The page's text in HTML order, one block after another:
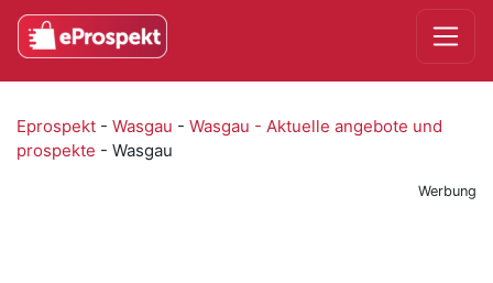
Eprospekt - Wasgau - Wasgau - Aktuelle angebote und
prospekte - Wasgau
Werbung